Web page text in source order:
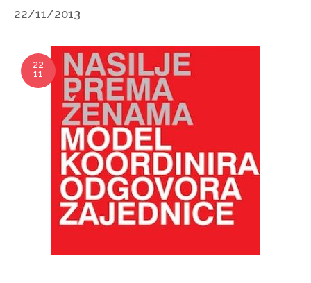
22/11/2013
22
11